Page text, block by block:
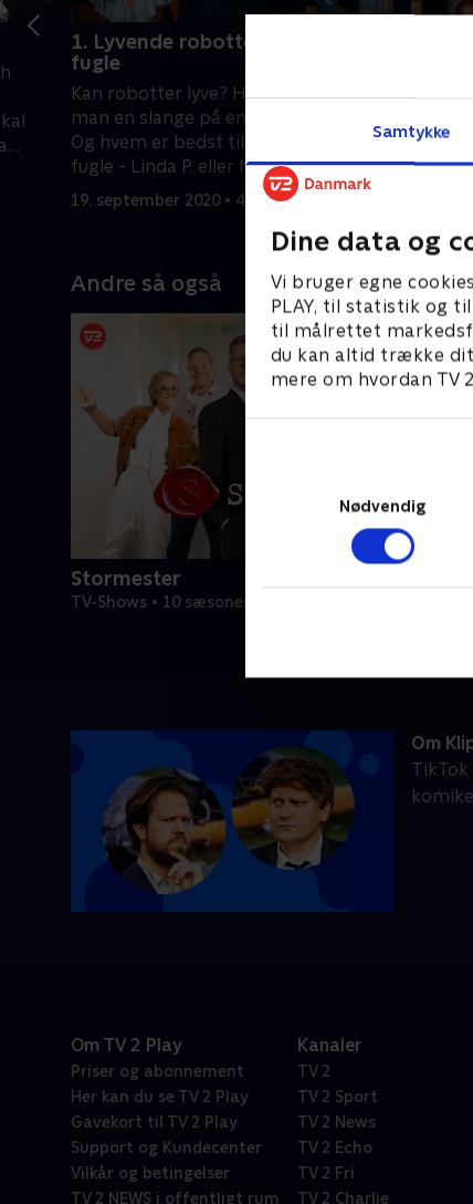
Samtykke
Dine data og
Vi bruger egne
PLAY, til statistik og
til målrettet
du kan altid trække dit
mere om hvordan TV
Nødvendig
1. Lyvende robotter og fiktive
fugle
Kan robotter lyve? Hvordan mimer
man en slange på en loftventilator?
Og hvem er bedst til at nævne fiktive
fugle - Linda P. eller Nikolaj Stokholm?
19. september 2020 • 47 min
Har
blevet
længe
Andre så også
Stormester
TV-Shows • 10 sæsoner
Om
Om TV 2 Play
Priser og abonnement
Her kan du se TV 2 Play
Gavekort til TV 2 Play
Support og Kundecenter
Vilkår og betingelser
TV 2 NEWS i offentligt rum
Kanaler
TV 2
TV 2 Sport
TV 2 News
TV 2 Echo
TV 2 Fri
TV 2 Charlie